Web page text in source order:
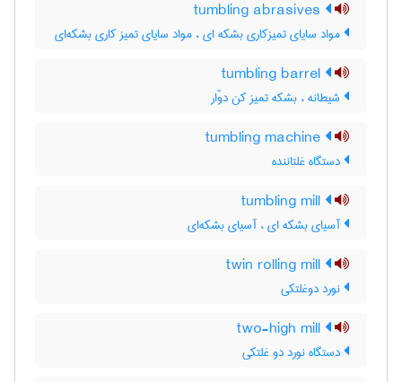
مواد سایای تمیزکاری بشکه ای ، مواد سایای تمیز کاری بشکه‌ای
شیطانه ، بشکه تمیز کن دوّار
دستگاه غلتاننده
آسیای بشکه ای ، آسیای بشکه‌ای
نورد دوغلتکی
دستگاه نورد دو غلتکی